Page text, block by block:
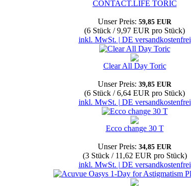
CONTACT.LIFE TORIC
Unser Preis: 59,85 EUR
(6 Stück / 9,97 EUR pro Stück)
inkl. MwSt. | DE versandkostenfrei
Clear All Day Toric
Unser Preis: 39,85 EUR
(6 Stück / 6,64 EUR pro Stück)
inkl. MwSt. | DE versandkostenfrei
Ecco change 30 T
Unser Preis: 34,85 EUR
(3 Stück / 11,62 EUR pro Stück)
inkl. MwSt. | DE versandkostenfrei